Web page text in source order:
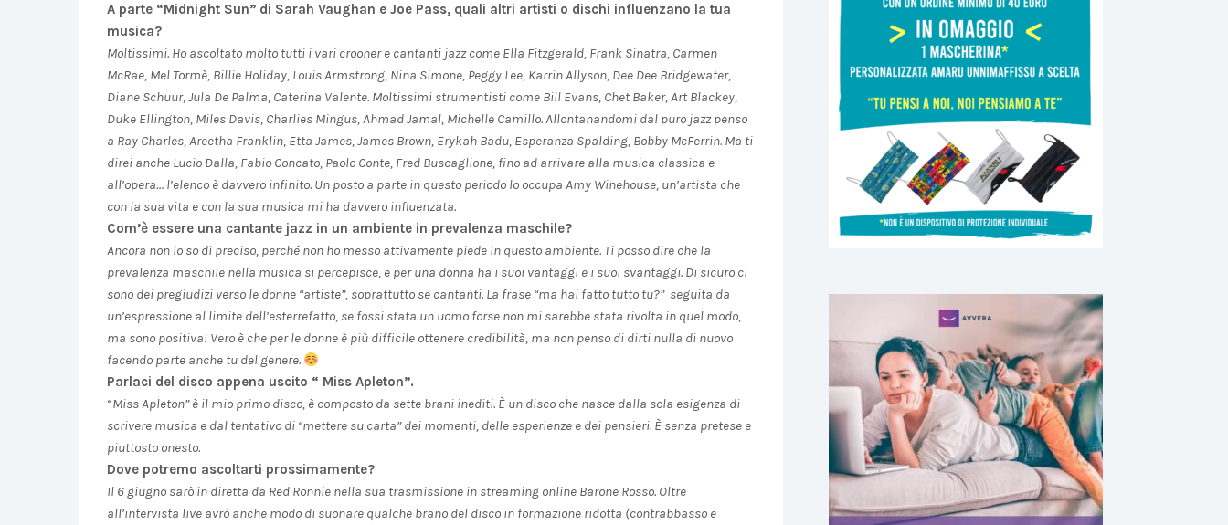
A parte “Midnight Sun” di Sarah Vaughan e Joe Pass, quali altri artisti o dischi influenzano la tua
musica?
Moltissimi. Ho ascoltato molto tutti i vari crooner e cantanti jazz come Ella Fitzgerald, Frank Sinatra, Carmen
McRae, Mel Tormè, Billie Holiday, Louis Armstrong, Nina Simone, Peggy Lee, Karrin Allyson, Dee Dee Bridgewater,
Diane Schuur, Jula De Palma, Caterina Valente. Moltissimi strumentisti come Bill Evans, Chet Baker, Art Blackey,
Duke Ellington, Miles Davis, Charlies Mingus, Ahmad Jamal, Michelle Camillo. Allontanandomi dal puro jazz penso
a Ray Charles, Areetha Franklin, Etta James, James Brown, Erykah Badu, Esperanza Spalding, Bobby McFerrin. Ma ti
direi anche Lucio Dalla, Fabio Concato, Paolo Conte, Fred Buscaglione, fino ad arrivare alla musica classica e
all’opera… l’elenco è davvero infinito. Un posto a parte in questo periodo lo occupa Amy Winehouse, un’artista che
con la sua vita e con la sua musica mi ha davvero influenzata.
Com’è essere una cantante jazz in un ambiente in prevalenza maschile?
Ancora non lo so di preciso, perché non ho messo attivamente piede in questo ambiente. Ti posso dire che la
prevalenza maschile nella musica si percepisce, e per una donna ha i suoi vantaggi e i suoi svantaggi. Di sicuro ci
sono dei pregiudizi verso le donne “artiste”, soprattutto se cantanti. La frase “ma hai fatto tutto tu?” seguita da
un’espressione al limite dell’esterrefatto, se fossi stata un uomo forse non mi sarebbe stata rivolta in quel modo,
ma sono positiva! Vero è che per le donne è più difficile ottenere credibilità, ma non penso di dirti nulla di nuovo
facendo parte anche tu del genere.
Parlaci del disco appena uscito “ Miss Apleton”.
“Miss Apleton” è il mio primo disco, è composto da sette brani inediti. È un disco che nasce dalla sola esigenza di
scrivere musica e dal tentativo di “mettere su carta” dei momenti, delle esperienze e dei pensieri. È senza pretese e
piuttosto onesto.
Dove potremo ascoltarti prossimamente?
Il 6 giugno sarò in diretta da Red Ronnie nella sua trasmissione in streaming online Barone Rosso. Oltre
all’intervista live avrò anche modo di suonare qualche brano del disco in formazione ridotta (contrabbasso e